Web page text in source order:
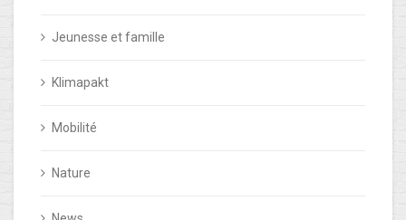
Jeunesse et famille
Klimapakt
Mobilité
Nature